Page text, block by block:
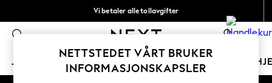
Vi betaler alle tollavgifter
Fleksible og sikre betalinger med Klarna 0
JENTER GUTTER BABY KVINNER
An error occurred on client
Våre sosiale nettverk
NETTSTEDET VÅRT BRUKER
INFORMASJONSKAPSLER